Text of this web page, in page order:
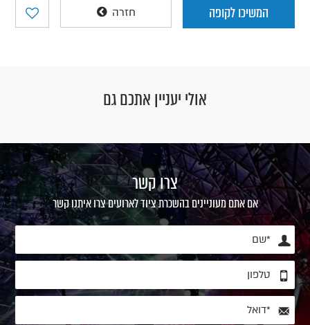
המשיכו לקופה חזרה
אולי יעניין אתכם גם
צרו קשר
אם אתם מעוניינים בהשכרת ציוד לארועים צרו איתנו קשר